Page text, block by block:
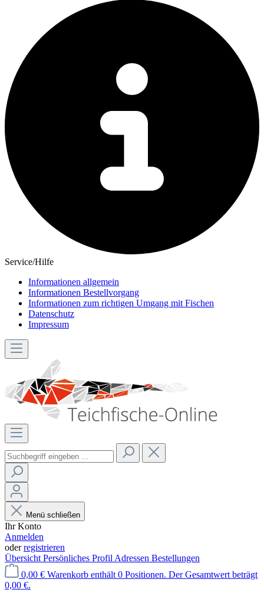
Service/Hilfe
Informationen allgemein
Informationen Bestellvorgang
Informationen zum richtigen Umgang mit Fischen
Datenschutz
Impressum
Menü schließen
Ihr Konto
Anmelden
oderregistrieren
Übersicht Persönliches Profil Adressen Bestellungen
0,00 € Warenkorb enthält 0 Positionen. Der Gesamtwert beträgt
0,00 €.